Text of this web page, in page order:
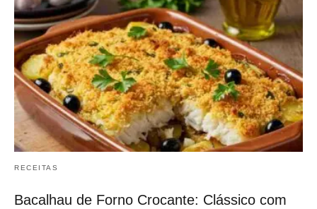
RECEITAS
Bacalhau de Forno Crocante: Clássico com